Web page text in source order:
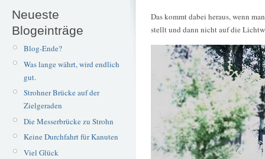
Neueste
Blogeinträge
Blog-Ende?
Was lange währt, wird endlich
gut.
Strohner Brücke auf der
Zielgeraden
Die Messerbrücke zu Strohn
Keine Durchfahrt für Kanuten
Viel Glück
Das kommt dabei heraus, wenn
stellt und dann nicht auf die